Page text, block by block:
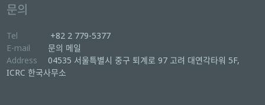
문의
Tel
+82 2 779-5377
E-mail
문의 메일
Address
04535 서울특별시 중구 퇴계로 97 고려 대연각타워 5F,
ICRC 한국사무소